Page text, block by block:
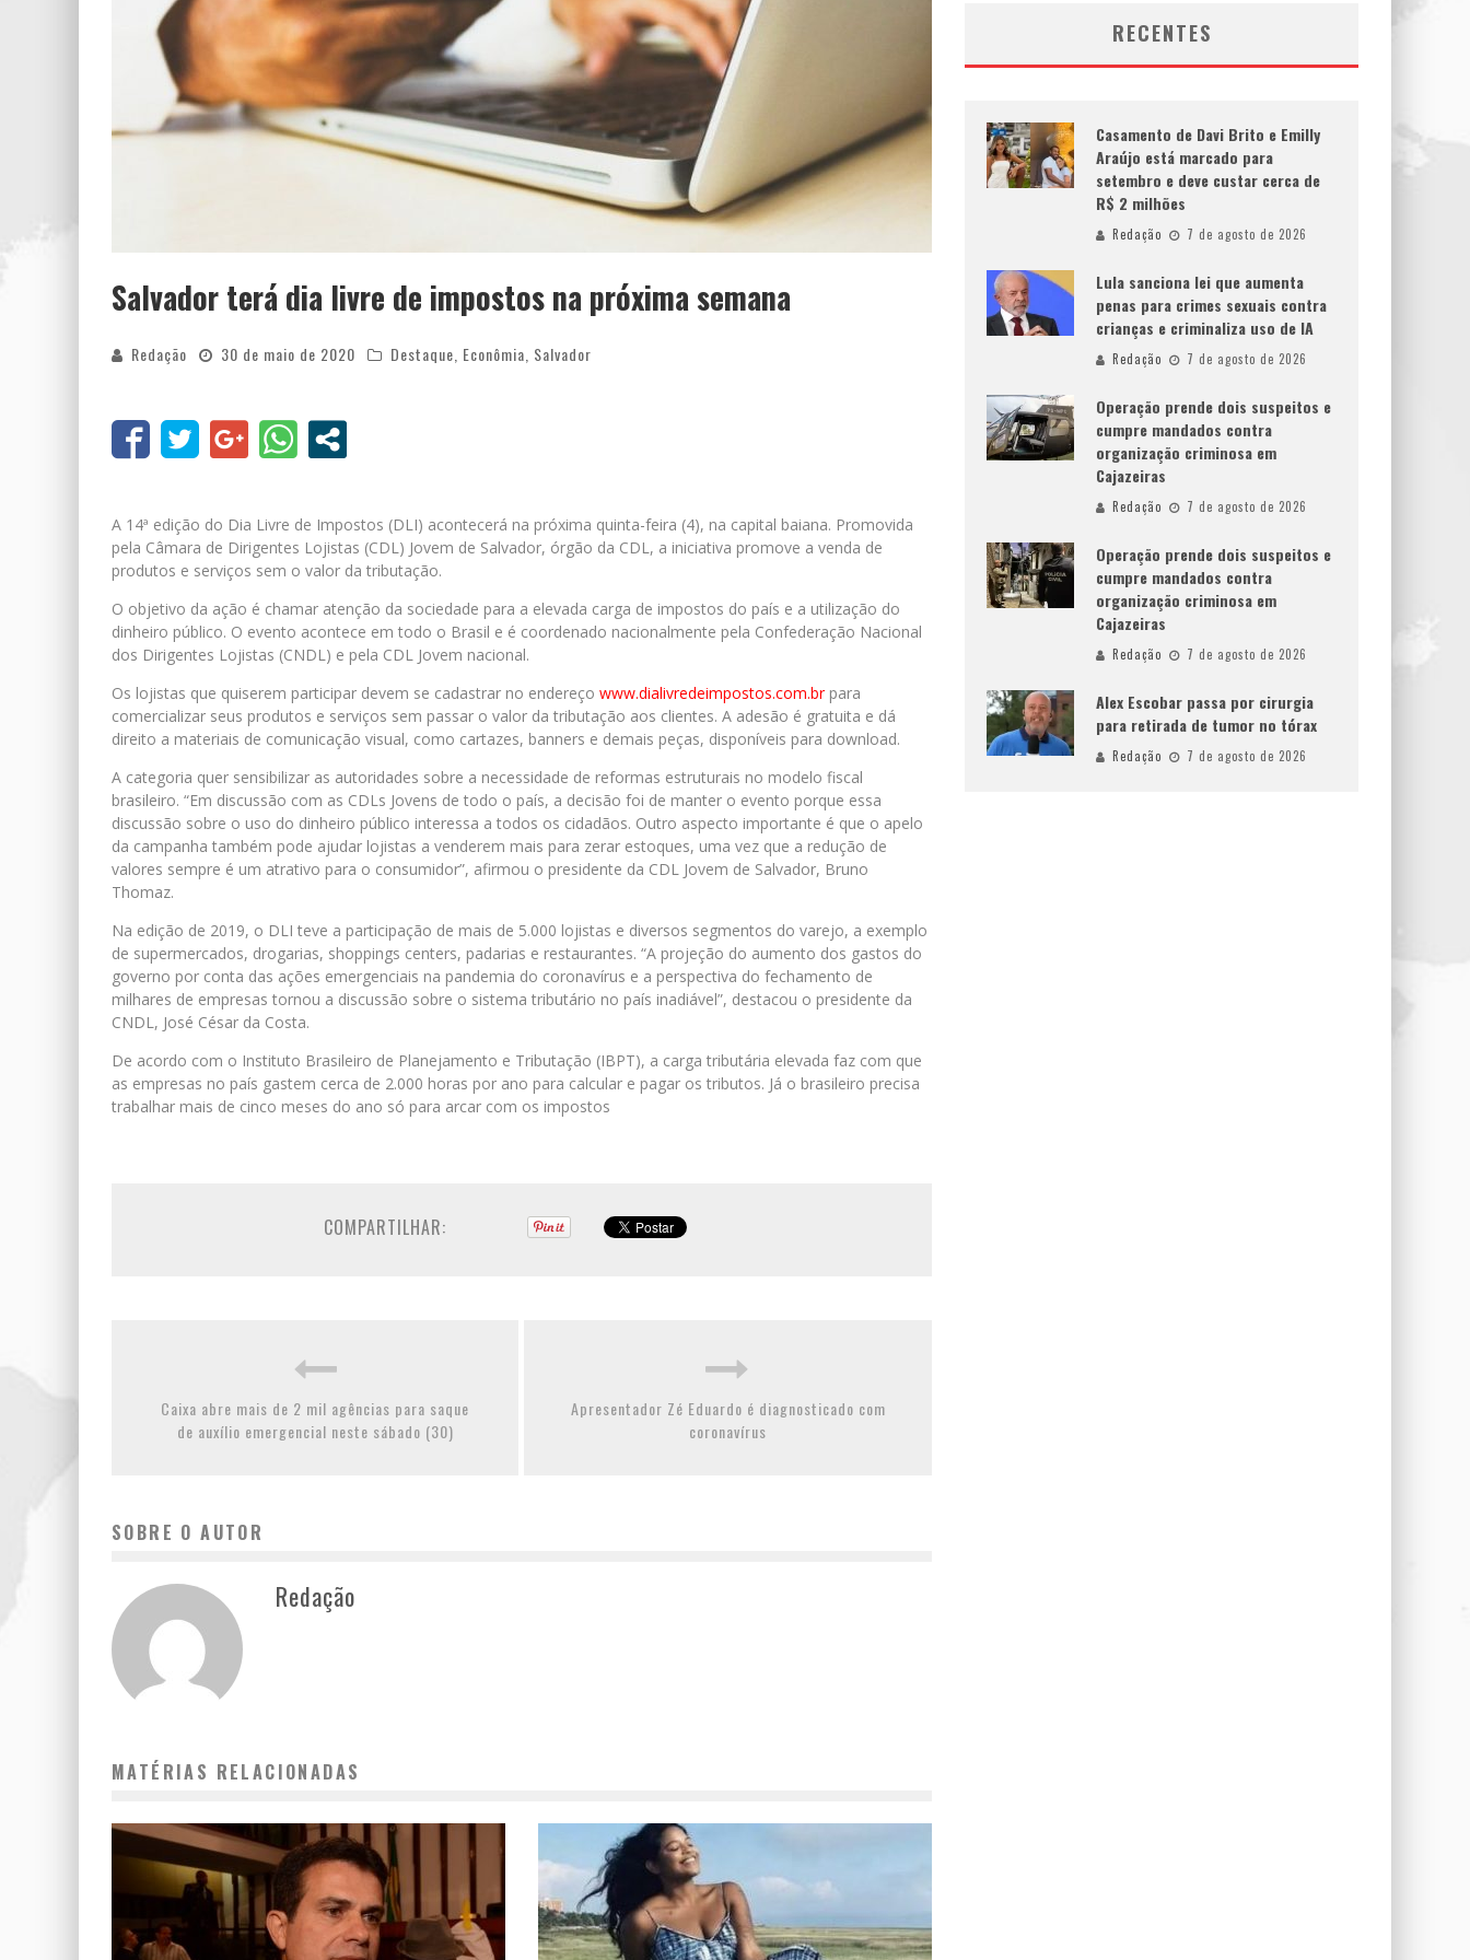
Salvador terá dia livre de impostos na próxima semana
Redação 30 de maio de 2020 Destaque Econômia Salvador
A 14ª edição do Dia Livre de Impostos (DLI) acontecerá na próxima quinta-feira (4), na capital baiana. Promovida
pela Câmara de Dirigentes Lojistas (CDL) Jovem de Salvador, órgão da CDL, a iniciativa promove a venda de
produtos e serviços sem o valor da tributação.
O objetivo da ação é chamar atenção da sociedade para a elevada carga de impostos do país e a utilização do
dinheiro público. O evento acontece em todo o Brasil e é coordenado nacionalmente pela Confederação Nacional
dos Dirigentes Lojistas (CNDL) e pela CDL Jovem nacional.
Os lojistas que quiserem participar devem se cadastrar no endereço www.dialivredeimpostos.com.br para
comercializar seus produtos e serviços sem passar o valor da tributação aos clientes. A adesão é gratuita e dá
direito a materiais de comunicação visual, como cartazes, banners e demais peças, disponíveis para download.
A categoria quer sensibilizar as autoridades sobre a necessidade de reformas estruturais no modelo fiscal
brasileiro. “Em discussão com as CDLs Jovens de todo o país, a decisão foi de manter o evento porque essa
discussão sobre o uso do dinheiro público interessa a todos os cidadãos. Outro aspecto importante é que o apelo
da campanha também pode ajudar lojistas a venderem mais para zerar estoques, uma vez que a redução de
valores sempre é um atrativo para o consumidor”, afirmou o presidente da CDL Jovem de Salvador, Bruno
Thomaz.
Na edição de 2019, o DLI teve a participação de mais de 5.000 lojistas e diversos segmentos do varejo, a exemplo
de supermercados, drogarias, shoppings centers, padarias e restaurantes. “A projeção do aumento dos gastos do
governo por conta das ações emergenciais na pandemia do coronavírus e a perspectiva do fechamento de
milhares de empresas tornou a discussão sobre o sistema tributário no país inadiável”, destacou o presidente da
CNDL, José César da Costa.
De acordo com o Instituto Brasileiro de Planejamento e Tributação (IBPT), a carga tributária elevada faz com que
as empresas no país gastem cerca de 2.000 horas por ano para calcular e pagar os tributos. Já o brasileiro precisa
trabalhar mais de cinco meses do ano só para arcar com os impostos
COMPARTILHAR:
Caixa abre mais de 2 mil agências para saque
de auxílio emergencial neste sábado (30)
Apresentador Zé Eduardo é diagnosticado com
coronavírus
SOBRE O AUTOR
Redação
MATÉRIAS RELACIONADAS
RECENTES
Casamento de Davi Brito e Emilly
Araújo está marcado para
setembro e deve custar cerca de
R$ 2 milhões
Redação 7 de agosto de 2026
Lula sanciona lei que aumenta
penas para crimes sexuais contra
crianças e criminaliza uso de IA
Redação 7 de agosto de 2026
Operação prende dois suspeitos e
cumpre mandados contra
organização criminosa em
Cajazeiras
Redação 7 de agosto de 2026
Operação prende dois suspeitos e
cumpre mandados contra
organização criminosa em
Cajazeiras
Redação 7 de agosto de 2026
Alex Escobar passa por cirurgia
para retirada de tumor no tórax
Redação 7 de agosto de 2026